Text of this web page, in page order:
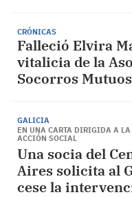
CRÓNICAS
Falleció Elvira
vitalicia de la
Socorros
GALICIA
EN UNA CARTA DIRIGIDA A
ACCIÓN SOCIAL
Una socia del
Aires solicita al
cese la